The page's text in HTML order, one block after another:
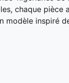
chaque
modèle inspiré